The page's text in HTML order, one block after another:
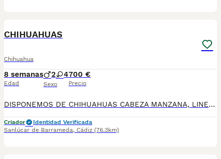
CHIHUAHUAS
Chihuahua
8 semanas
Edad
2 4
Sexo
700 €
Precio
DISPONEMOS DE CHIHUAHUAS CABEZA MANZANA, LINEA RUSA DE MUCHA VARIEDAD DE COLORES , BLUE, MERLE BLUE, ARLEQUIN , CHOCOLATE, LILAC, NEGRO FUEGO, MERLES, NARANJAS,
Criador
Identidad Verificada
Sanlúcar de Barrameda, Cádiz (76.3km)